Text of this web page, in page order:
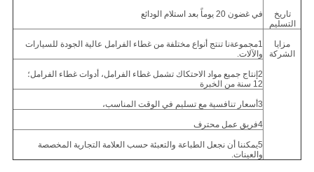
تاريخ
التسليم
في غضون 20 يوماً بعد استلام الودائع
مزايا
الشركة
1مجموعةنا تنتج أنواع مختلفة من غطاء الفرامل عالية الجودة للسيارات
والآلات.
2إنتاج جميع مواد الاحتكاك تشمل غطاء الفرامل، أدوات غطاء الفرامل؛
12 سنة من الخبرة
3أسعار تنافسية مع تسليم في الوقت المناسب،
4فريق عمل محترف
5يمكننا أن نجعل الطباعة والتعبئة حسب العلامة التجارية المخصصة
والعينات.